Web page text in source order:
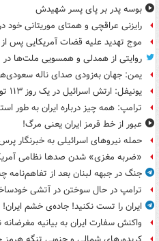
بوسه‌ پدر بر پای پسر شهیدش
رایزنی عراقچی و همتای موریتانی خود
موج تهدید علیه قضات آمریکایی پس
روایتی از همدلی و همسویی ملت‌ها در
یمن: جهان به‌زودی صدای ناله
یونیفل: ارتش اسرائیل در یک روز ۱۱۳ توپ به جنوب لبنان شلیک کرده است
ترامپ: همه چیز درباره ایران به طور
عبور از خط قرمز ایران یعنی مرگ!
حمله نیروهای اسرائیلی به خبرنگار
«ضربه مغزی» شدن صدها نظامی
جنگ در جبهه لبنان بعد از تفاهم‌نامه
ترامپ در حال سوختن در آتشی
ایران را تست نکنید! جاده‌ی خشم ایران!
واکنش سفارت ایران به بیانیه مغرضانه